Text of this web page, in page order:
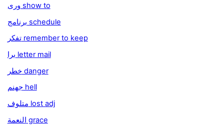
ورى show to
برنامج schedule
تفكر remember to keep
برا letter mail
خطر danger
جهنم hell
متلوف lost adj
النعمة grace